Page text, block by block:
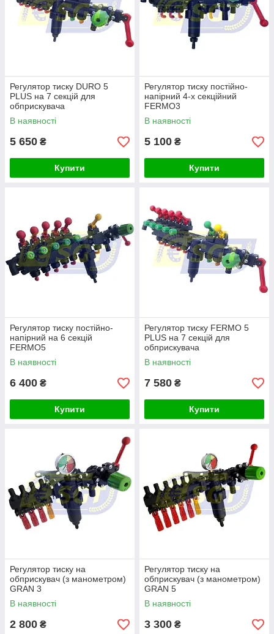
Регулятор тиску DURO 5
PLUS на 7 секцій для
обприскувача
В наявності
5 650 ₴
Купити
Регулятор тиску постійно-
напірний 4-х секційний
FERMO3
В наявності
5 100 ₴
Купити
Регулятор тиску постійно-
напірний на 6 секцій
FERMO5
В наявності
6 400 ₴
Купити
Регулятор тиску FERMO 5
PLUS на 7 секцій для
обприскувача
В наявності
7 580 ₴
Купити
Регулятор тиску на
обприскувач (з манометром)
GRAN 3
В наявності
2 800 ₴
Регулятор тиску на
обприскувач (з манометром)
GRAN 5
В наявності
3 300 ₴